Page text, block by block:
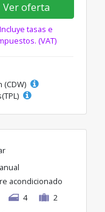
Ver oferta
Incluye tasas e
(VAT)
acondicionado
4 2